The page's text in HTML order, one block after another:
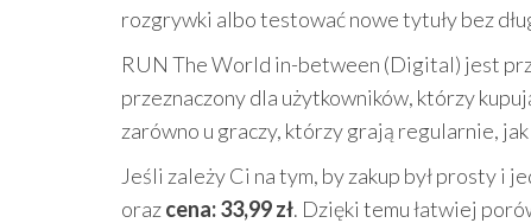
rozgrywki albo testować nowe tytuły bez
RUN The World in-between (Digital) jest
przeznaczony dla użytkowników, którzy
zarówno u graczy, którzy grają regularnie,
Jeśli zależy Ci na tym, by zakup był prosty i
orazcena: 33,99 zł. Dzięki temu łatwiej